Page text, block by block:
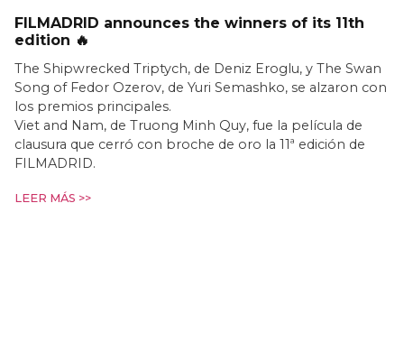
FILMADRID announces the winners of its 11th
edition 🔥
The Shipwrecked Triptych, de Deniz Eroglu, y The Swan
Song of Fedor Ozerov, de Yuri Semashko, se alzaron con
los premios principales.
Viet and Nam, de Truong Minh Quy, fue la película de
clausura que cerró con broche de oro la 11ª edición de
FILMADRID.
LEER MÁS >>